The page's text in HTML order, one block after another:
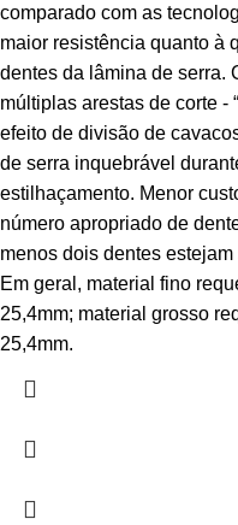
comparado com as
maior resistência quanto à
dentes da lâmina de serra.
múltiplas arestas de corte -
efeito de divisão de
de serra inquebrável
estilhaçamento. Menor
número apropriado de
menos dois dentes
Em geral, material fino
25,4mm; material grosso
25,4mm.